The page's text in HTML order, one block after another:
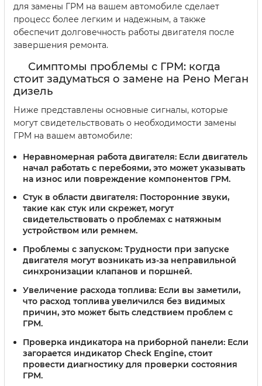
для замены ГРМ на вашем автомобиле сделает
процесс более легким и надежным, а также
обеспечит долговечность работы двигателя после
завершения ремонта.
Симптомы проблемы с ГРМ: когда
стоит задуматься о замене на Рено Меган
дизель
Ниже представлены основные сигналы, которые
могут свидетельствовать о необходимости замены
ГРМ на вашем автомобиле:
Неравномерная работа двигателя: Если двигатель
начал работать с перебоями, это может указывать
на износ или повреждение компонентов ГРМ.
Стук в области двигателя: Посторонние звуки,
такие как стук или скрежет, могут
свидетельствовать о проблемах с натяжным
устройством или ремнем.
Проблемы с запуском: Трудности при запуске
двигателя могут возникать из-за неправильной
синхронизации клапанов и поршней.
Увеличение расхода топлива: Если вы заметили,
что расход топлива увеличился без видимых
причин, это может быть следствием проблем с
ГРМ.
Проверка индикатора на приборной панели: Если
загорается индикатор Check Engine, стоит
провести диагностику для проверки состояния
ГРМ.